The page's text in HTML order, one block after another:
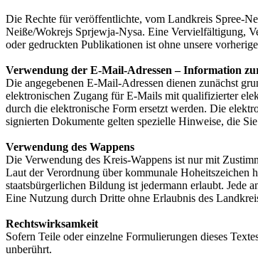
Die Rechte für veröffentlichte, vom Landkreis Spree-
Neiße/Wokrejs Sprjewja-Nysa. Eine Vervielfältigung,
oder gedruckten Publikationen ist ohne unsere
Verwendung der E-Mail-Adressen – Information
Die angegebenen E-Mail-Adressen dienen zunächst
elektronischen Zugang für E-Mails mit qualifizierter
durch die elektronische Form ersetzt werden. Die
signierten Dokumente gelten spezielle Hinweise, die
Verwendung des Wappens
Die Verwendung des Kreis-Wappens ist nur mit
Laut der Verordnung über kommunale Hoheitszeichen
staatsbürgerlichen Bildung ist jedermann erlaubt. Jede
Eine Nutzung durch Dritte ohne Erlaubnis des
Rechtswirksamkeit
Sofern Teile oder einzelne Formulierungen dieses
unberührt.